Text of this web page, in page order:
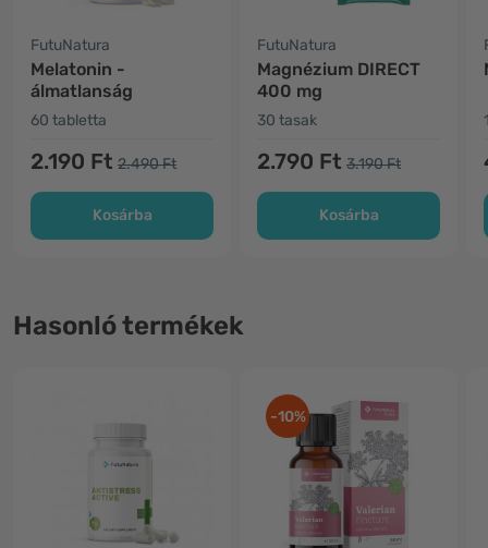
FutuNatura
Melatonin -
álmatlanság
60 tabletta
2.190 Ft 2.490 Ft
Kosárba
FutuNatura
Magnézium DIRECT
400 mg
30 tasak
2.790 Ft 3.190 Ft
Kosárba
Hasonló termékek
-10%